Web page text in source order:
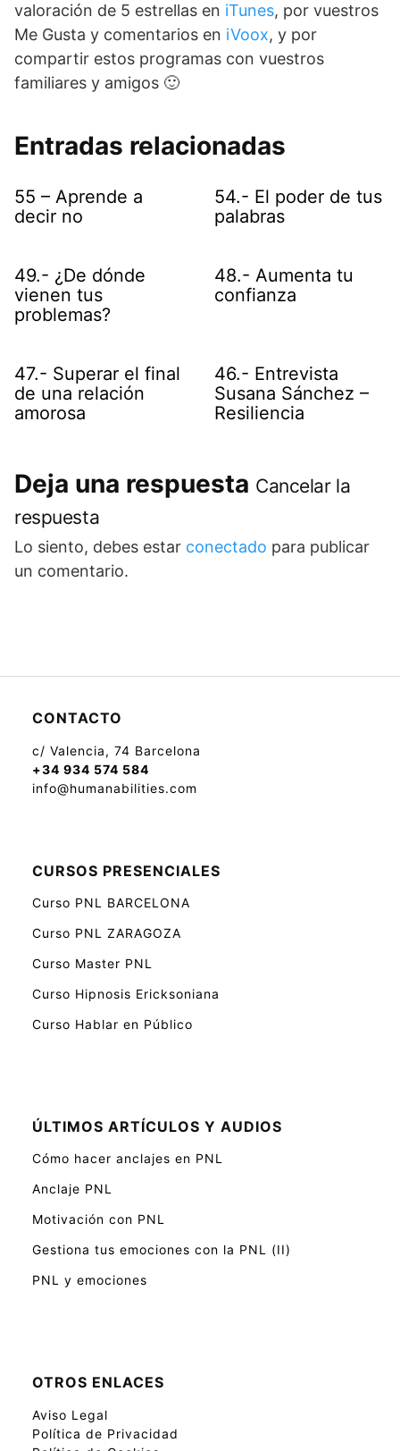
valoración de 5 estrellas en iTunes, por vuestros
Me Gusta y comentarios en iVoox, y por
compartir estos programas con vuestros
familiares y amigos 🙂
Entradas relacionadas
55 – Aprende a
decir no
54.- El poder de tus
palabras
49.- ¿De dónde
vienen tus
problemas?
48.- Aumenta tu
confianza
47.- Superar el final
de una relación
amorosa
46.- Entrevista
Susana Sánchez –
Resiliencia
Deja una respuesta Cancelar la
respuesta
Lo siento, debes estar conectado para publicar
un comentario.
CONTACTO
c/ Valencia, 74 Barcelona
+34 934 574 584
info@humanabilities.com
CURSOS PRESENCIALES
Curso PNL BARCELONA
Curso PNL ZARAGOZA
Curso Master PNL
Curso Hipnosis Ericksoniana
Curso Hablar en Público
ÚLTIMOS ARTÍCULOS Y AUDIOS
Cómo hacer anclajes en PNL
Anclaje PNL
Motivación con PNL
Gestiona tus emociones con la PNL (II)
PNL y emociones
OTROS ENLACES
Aviso Legal
Política de Privacidad